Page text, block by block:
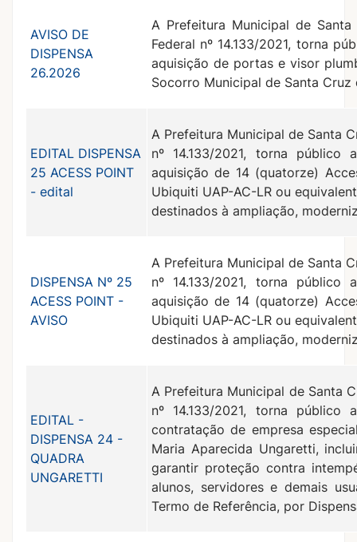
AVISO DE
DISPENSA
26.2026
A Prefeitura Municipal de
Federal nº 14.133/2021, torna
aquisição de portas e visor
Socorro Municipal de Santa Cruz
EDITAL DISPENSA
25 ACESS POINT
- edital
A Prefeitura Municipal de Santa
nº 14.133/2021, torna público
aquisição de 14 (quatorze)
Ubiquiti UAP-AC-LR ou
destinados à ampliação,
DISPENSA Nº 25
ACESS POINT -
AVISO
A Prefeitura Municipal de Santa
nº 14.133/2021, torna público
aquisição de 14 (quatorze)
Ubiquiti UAP-AC-LR ou
destinados à ampliação,
EDITAL -
DISPENSA 24 -
QUADRA
UNGARETTI
A Prefeitura Municipal de Santa
nº 14.133/2021, torna público
contratação de empresa
Maria Aparecida Ungaretti,
garantir proteção contra
alunos, servidores e demais
Termo de Referência, por